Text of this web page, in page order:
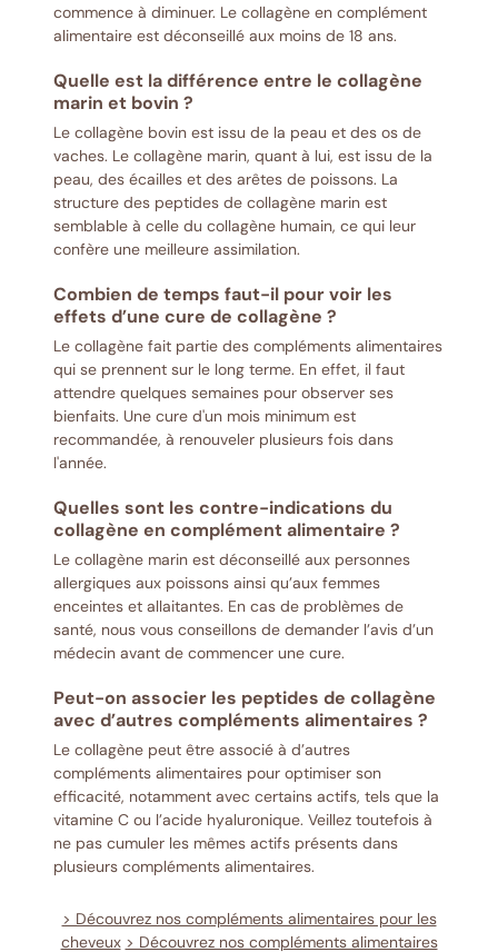
commence à diminuer. Le collagène en complément
alimentaire est déconseillé aux moins de 18 ans.
Quelle est la différence entre le collagène
marin et bovin ?
Le collagène bovin est issu de la peau et des os de
vaches. Le collagène marin, quant à lui, est issu de la
peau, des écailles et des arêtes de poissons. La
structure des peptides de collagène marin est
semblable à celle du collagène humain, ce qui leur
confère une meilleure assimilation.
Combien de temps faut-il pour voir les
effets d’une cure de collagène ?
Le collagène fait partie des compléments alimentaires
qui se prennent sur le long terme. En effet, il faut
attendre quelques semaines pour observer ses
bienfaits. Une cure d'un mois minimum est
recommandée, à renouveler plusieurs fois dans
l'année.
Quelles sont les contre-indications du
collagène en complément alimentaire ?
Le collagène marin est déconseillé aux personnes
allergiques aux poissons ainsi qu’aux femmes
enceintes et allaitantes. En cas de problèmes de
santé, nous vous conseillons de demander l’avis d’un
médecin avant de commencer une cure.
Peut-on associer les peptides de collagène
avec d’autres compléments alimentaires ?
Le collagène peut être associé à d’autres
compléments alimentaires pour optimiser son
efficacité, notamment avec certains actifs, tels que la
vitamine C ou l’acide hyaluronique. Veillez toutefois à
ne pas cumuler les mêmes actifs présents dans
plusieurs compléments alimentaires.
> Découvrez nos compléments alimentaires pour les
cheveux > Découvrez nos compléments alimentaires